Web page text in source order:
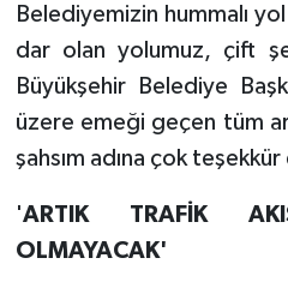
Belediyemizin hummalı
dar olan yolumuz, çift
Büyükşehir Belediye
üzere emeği geçen tüm
şahsım adına çok
'ARTIK TRAFİK
OLMAYACAK'